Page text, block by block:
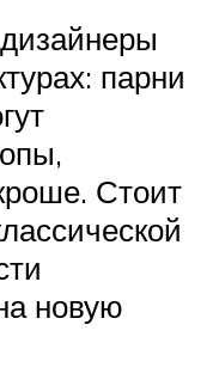
парни
Стоит
новую